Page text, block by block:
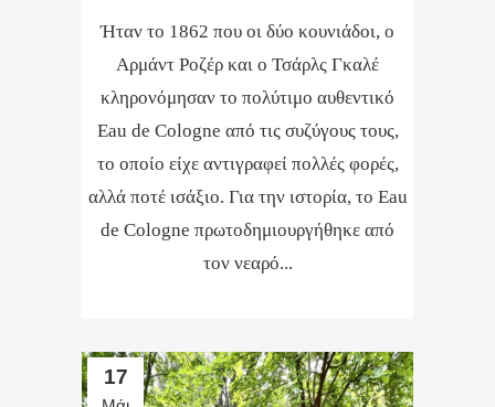
Ήταν το 1862 που οι δύο κουνιάδοι, ο
Αρμάντ Ροζέρ και ο Τσάρλς Γκαλέ
κληρονόμησαν το πολύτιμο αυθεντικό
Eau de Cologne από τις συζύγους τους,
το οποίο είχε αντιγραφεί πολλές φορές,
αλλά ποτέ ισάξιο. Για την ιστορία, το Eau
de Cologne πρωτοδημιουργήθηκε από
τον νεαρό...
17